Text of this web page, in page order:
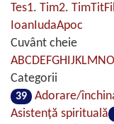
Tes1. Tim2. TimTit
IoanIudaApoc
Cuvânt cheie
ABCDEFGHIJKLMNO
Categorii
39 Adorare/
Asistenţă spirituală